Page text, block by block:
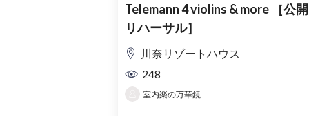
Telemann 4 violins & more ［公開
リハーサル］
川奈リゾートハウス
248
室内楽の万華鏡